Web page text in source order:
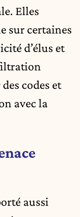
Elles
sur certaines
d’élus et
codes et
avec la
aussi